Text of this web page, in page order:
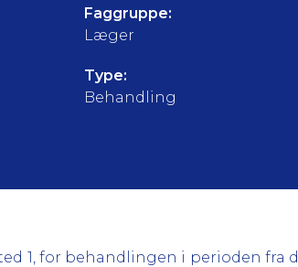
Faggruppe:
Læger
Type:
Behandling
1, for behandlingen i perioden fra